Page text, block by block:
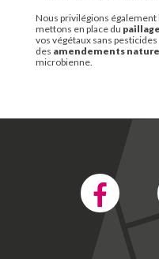
Nous privilégions également
mettons en place du
vos végétaux sans
des amendements
microbienne.